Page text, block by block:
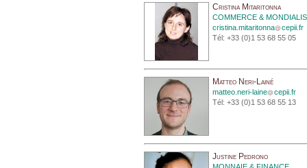
Cristina Mitaritonna
COMMERCE &
cristina.mitaritonna
cepii.fr
Tél: +33 (0)1 53 68 55 05
Matteo Neri-Lainé
matteo.neri-laine
cepii.fr
Tél: +33 (0)1 53 68 55 13
Justine Pedrono